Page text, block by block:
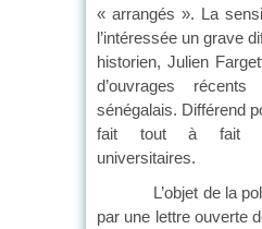
« arrangés ». La
l’intéressée un grave
historien, Julien
d’ouvrages
sénégalais. Différend
fait tout à fait
universitaires.
L’objet de la
par une lettre ouverte